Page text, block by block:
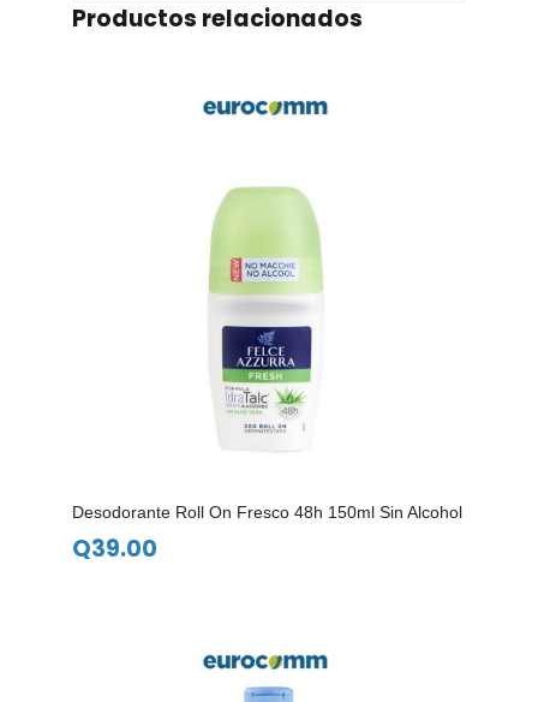
Productos relacionados
Desodorante Roll On Fresco 48h 150ml Sin Alcohol
Q39.00